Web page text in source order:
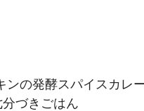
ンの発酵スパイスカレ
分づきごはん